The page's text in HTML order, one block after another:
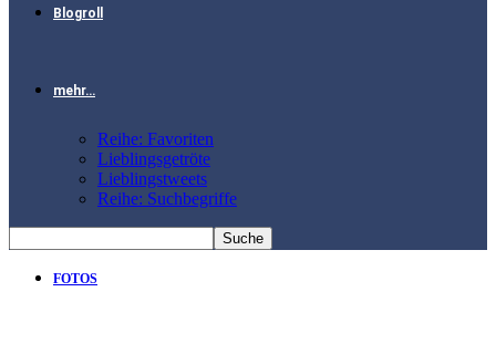
Blogroll
mehr…
Reihe: Favoriten
Lieblingsgetröte
Lieblingstweets
Reihe: Suchbegriffe
FOTOS